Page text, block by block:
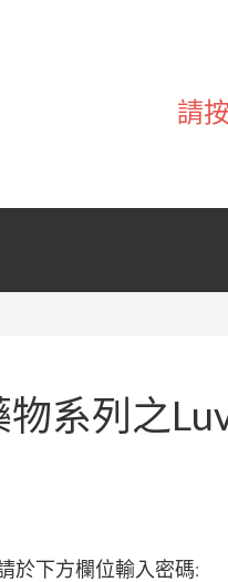
請
系列之
於下方欄位輸入密碼: